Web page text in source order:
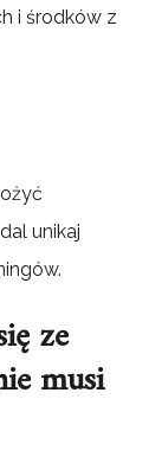
i środków z
unikaj
ze
musi